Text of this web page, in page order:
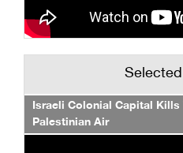
Israeli Colonial Capital
Palestinian Air